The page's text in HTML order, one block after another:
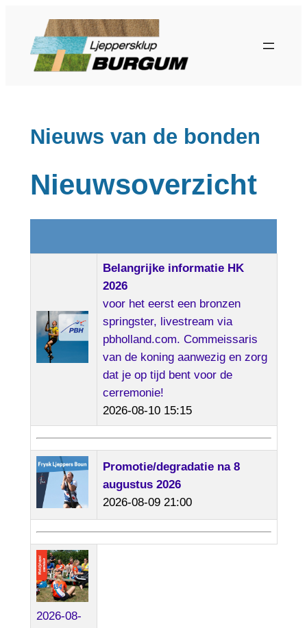
inhoud
Nieuws van de bonden
Nieuwsoverzicht
Belangrijke informatie HK
2026
voor het eerst een bronzen
springster, livestream via
pbholland.com. Commeissaris
van de koning aanwezig en zorg
dat je op tijd bent voor de
cerremonie!
2026-08-10 15:15
Promotie/degradatie na 8
augustus 2026
2026-08-09 21:00
2026-08-